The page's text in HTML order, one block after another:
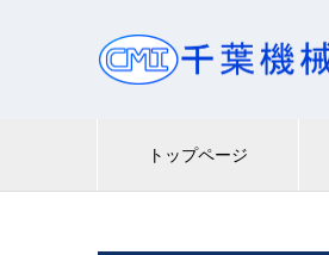
トップページ